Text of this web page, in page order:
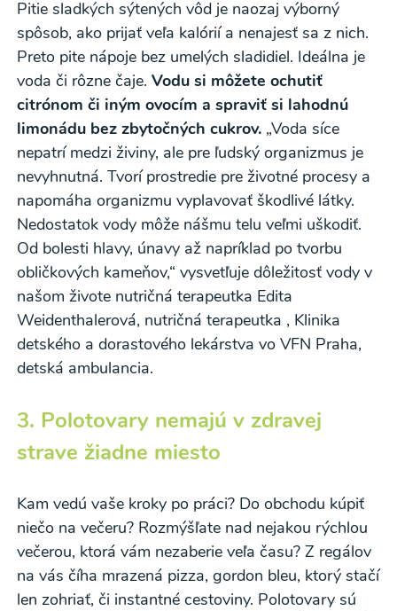
Pitie sladkých sýtených vôd je naozaj výborný
spôsob, ako prijať veľa kalórií a nenajesť sa z nich.
Preto pite nápoje bez umelých sladidiel. Ideálna je
voda či rôzne čaje. Vodu si môžete ochutiť
citrónom či iným ovocím a spraviť si lahodnú
limonádu bez zbytočných cukrov.„Voda síce
nepatrí medzi živiny, ale pre ľudský organizmus je
nevyhnutná. Tvorí prostredie pre životné procesy a
napomáha organizmu vyplavovať škodlivé látky.
Nedostatok vody môže nášmu telu veľmi uškodiť.
Od bolesti hlavy, únavy až napríklad po tvorbu
obličkových kameňov,“ vysvetľuje dôležitosť vody v
našom živote nutričná terapeutka Edita
Weidenthalerová, nutričná terapeutka , Klinika
detského a dorastového lekárstva vo VFN Praha,
detská ambulancia.
3. Polotovary nemajú v zdravej
strave žiadne miesto
Kam vedú vaše kroky po práci? Do obchodu kúpiť
niečo na večeru? Rozmýšľate nad nejakou rýchlou
večerou, ktorá vám nezaberie veľa času? Z regálov
na vás číha mrazená pizza, gordon bleu, ktorý stačí
len zohriať, či instantné cestoviny. Polotovary sú
Odber noviniek a akcií
Odoslaním registrácie na Newsletter súhlasím so
spracovaním osobných údajov pre účely
zasielania newsletteru a potvrdzujem, že som si
prečítal(a)
informácie o Ochrane osobných
údajova súhlasím s nimi.
Súhlasím